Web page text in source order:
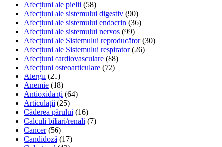
Afecțiuni ale pielii (58)
Afecțiuni ale sistemului digestiv (90)
Afecțiuni ale sistemului endocrin (36)
Afecțiuni ale sistemului nervos (99)
Afecțiuni ale Sistemului reproducător (30)
Afecțiuni ale Sistemului respirator (26)
Afecțiuni cardiovasculare (88)
Afecțiuni osteoarticulare (72)
Alergii (21)
Anemie (18)
Antioxidanți (64)
Articulații (25)
Căderea părului (16)
Calculi biliari/renali (7)
Cancer (56)
Candidoză (17)